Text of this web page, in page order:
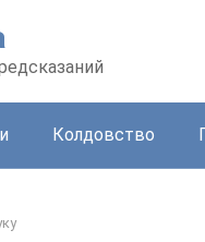
Колдовство